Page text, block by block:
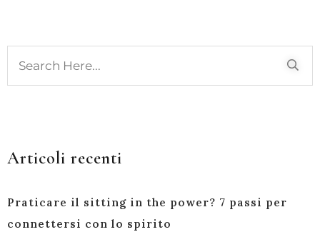
Articoli recenti
Praticare il sitting in the power? 7 passi per
connettersi con lo spirito